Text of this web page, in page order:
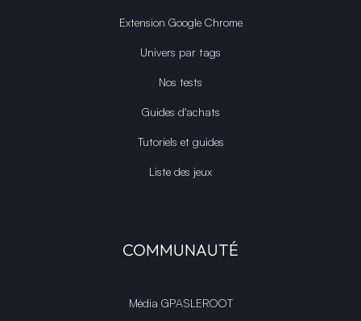
Extension Google Chrome
Univers par tags
Nos tests
Guides d'achats
Tutoriels et guides
Liste des jeux
COMMUNAUTÉ
Média GPASLEROOT